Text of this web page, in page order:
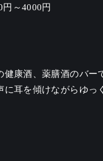
円～4000円
健康酒、薬膳酒のバー
に耳を傾けながらゆっ